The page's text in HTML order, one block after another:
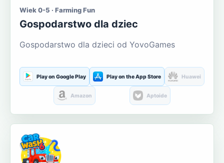
Wiek 0-5 · Farming Fun
Gospodarstwo dla dziec
Gospodarstwo dla dzieci od YovoGames
Play on Google Play Play on the App Store Huawei
Amazon Aptoide